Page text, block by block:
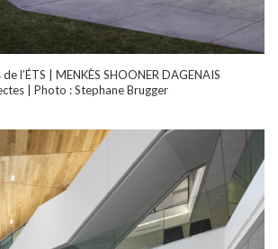
l’ÉTS | MENKÈS SHOONER DAGENAIS
| Photo : Stephane Brugger